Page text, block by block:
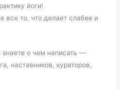
йоги!
все то, что делает слабее и
знаете о чем написать —
наставников, кураторов,